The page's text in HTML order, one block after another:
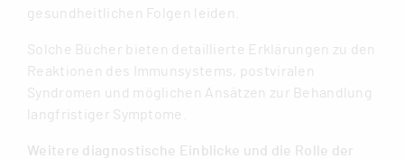
gesundheitlichen Folgen leiden.
Solche Bücher bieten detaillierte Erklärungen zu den
Reaktionen des Immunsystems, postviralen
Syndromen und möglichen Ansätzen zur Behandlung
langfristiger Symptome.
Weitere diagnostische Einblicke und die Rolle der